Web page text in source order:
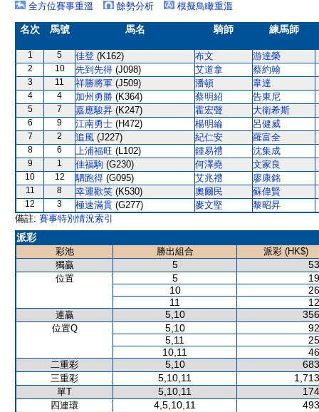
全方位賽事重溫
餘勢分析 模擬鳥瞰重溫
名次 馬號 馬名 騎師 練馬師
1 5 佳登 (K162) 布文 游達榮
2 10 先到先得 (J098) 艾道拿 蔡約翰
3 11 祥勝將軍 (J509) 潘頓 韋達
4 4 加州勇勝 (K364) 蔡明紹 告東尼
5 7 嘉應駿昇 (K247) 霍宏聲 大衛希斯
6 9 江南勇士 (H472) 楊明綸 呂健威
7 2 追風 (J227) 紀仁安 羅富全
8 6 上浦福旺 (L102) 鍾易禮 沈集成
9 1 佳福駒 (G230) 何澤堯 文家良
10 12 駟跑得 (G095) 艾兆禮 廖康銘
11 8 幸運歡笑 (K530) 奧爾民 蘇偉賢
12 3 極速滿貫 (G277) 麥文堅
黎昭昇
備註: 賽事特別情況索引
派彩
彩池 勝出組合
派彩 (HK$)
獨贏
5
位置 5
10
11
連贏 5,10
位置Q 5,10
5,11
10,11
二重彩 5,10
三重彩 5,10,11
單T 5,10,11
四連環 4,5,10,11